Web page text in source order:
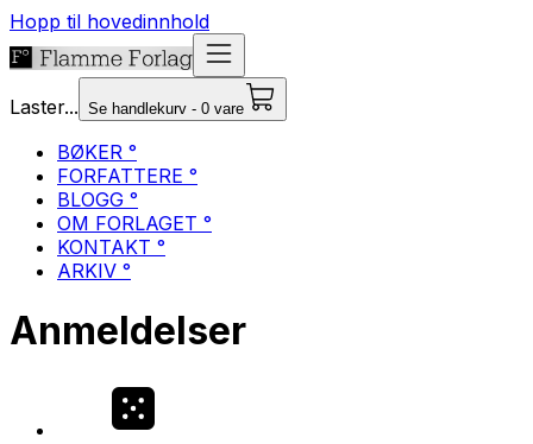
Hopp til hovedinnhold
Laster... Se handlekurv - 0 vare
BØKER °
FORFATTERE °
BLOGG °
OM FORLAGET °
KONTAKT °
ARKIV °
Anmeldelser